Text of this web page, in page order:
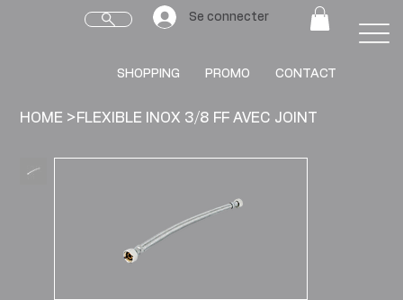
SHOPPING PROMO CONTACT
Se connecter
HOME >FLEXIBLE INOX 3/8 FF AVEC JOINT